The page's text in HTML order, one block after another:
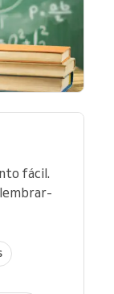
fácil.